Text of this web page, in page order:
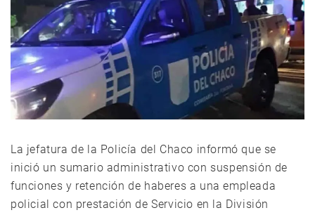
La jefatura de la Policía del Chaco informó que se
inició un sumario administrativo con suspensión de
funciones y retención de haberes a una empleada
policial con prestación de Servicio en la División